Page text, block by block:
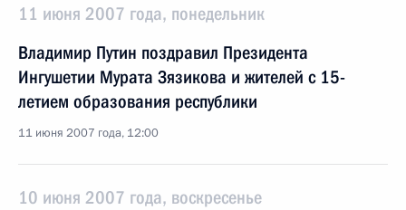
11 июня 2007 года, понедельник
Владимир Путин поздравил Президента
Ингушетии Мурата Зязикова и жителей с 15-
летием образования республики
11 июня 2007 года, 12:00
10 июня 2007 года, воскресенье